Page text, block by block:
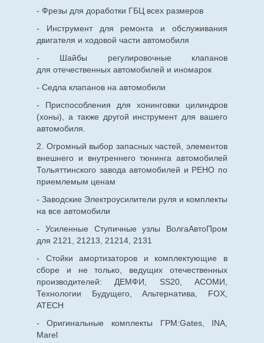
- Фрезы для доработки ГБЦ всех размеров
- Инструмент для ремонта и обслуживания
двигателя и ходовой части автомобиля
- Шайбы регулировочные клапанов
для отечественныхавтомобилей и иномарок
- Седла клапанов на автомобили
- Приспособления для хонинговки цилиндров
(хоны), а также другой инструмент для вашего
автомобиля.
2. Огромный выбор запасных частей, элементов
внешнего и внутреннего тюнинга автомобилей
Тольяттинского завода автомобилей и РЕНО по
приемлемым ценам
- Заводские Электроусилители руля и комплекты
на все автомобили
- Усиленные Ступичные узлы ВолгаАвтоПром
для 2121, 21213, 21214, 2131
- Стойки амортизаторов и комплектующие в
сборе и не только, ведущих отечественных
производителей: ДЕМФИ, SS20, АСОМИ,
Технологии Будущего, Альтернатива, FOX,
ATECH
- Оригинальные комплекты ГРМ:Gates, INA,
Marel